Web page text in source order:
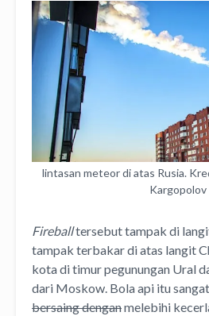
lintasan meteor di atas Rusia.
Kargopolov
Fireballtersebut tampak di
tampak terbakar di atas langit
kota di timur pegunungan Ural
dari Moskow. Bola api itu
bersaing denganmelebihi